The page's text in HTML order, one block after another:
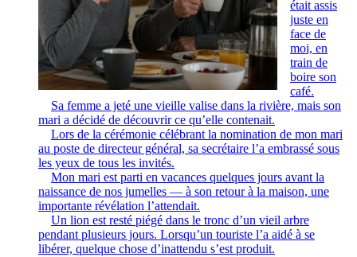
était assis
juste en
face de
moi, en
train de
boire son
café.
Sa femme a jeté une vieille valise dans la rivière, mais son
mari a décidé de découvrir ce qu’elle contenait.
Lors de la cérémonie célébrant la nomination de mon mari
au poste de directeur général, sa secrétaire l’a embrassé sous
les yeux de tous les invités.
Mon mari est parti en vacances quelques jours avant la
naissance de nos jumelles — à son retour à la maison, une
importante révélation l’attendait.
Un lion est resté piégé dans le tronc d’un vieil arbre
pendant plusieurs jours. Lorsqu’un touriste l’a aidé à se
libérer, quelque chose d’inattendu s’est produit.